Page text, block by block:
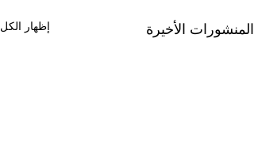
المنشورات الأخيرة إظهار الكل